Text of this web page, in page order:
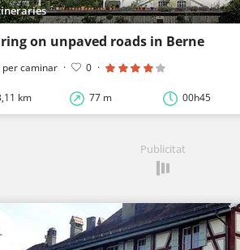
on unpaved roads in Berne
per caminar · 0 ·
km 77 m 00h45
Publicitat